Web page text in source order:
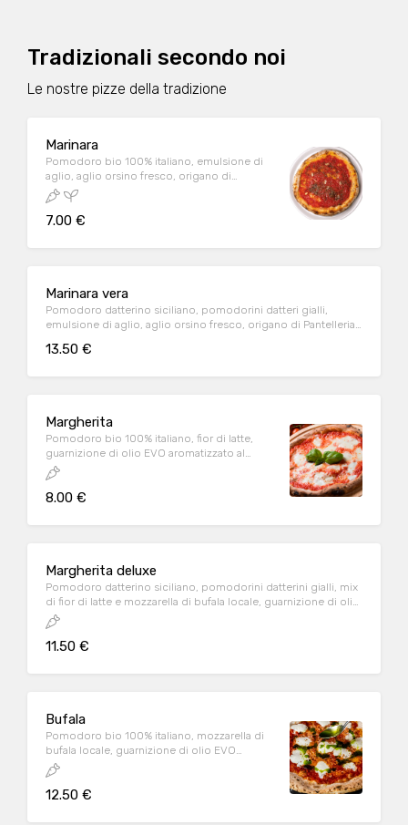
Tradizionali secondo noi
Le nostre pizze della tradizione
Marinara
Pomodoro bio 100% italiano, emulsione di
aglio, aglio orsino fresco, origano di
Pantelleria
7.00 €
Marinara vera
Pomodoro datterino siciliano, pomodorini datteri gialli,
emulsione di aglio, aglio orsino fresco, origano di Pantelleria,
13.50 €
Margherita
Pomodoro bio 100% italiano, fior di latte,
guarnizione di olio EVO aromatizzato al
basilico
8.00 €
Margherita deluxe
Pomodoro datterino siciliano, pomodorini datterini gialli, mix
di fior di latte e mozzarella di bufala locale, guarnizione di olio
EVO aromatizzato al basilico
11.50 €
Bufala
Pomodoro bio 100% italiano, mozzarella di
bufala locale, guarnizione di olio EVO
aromatizzato al basilico
12.50 €